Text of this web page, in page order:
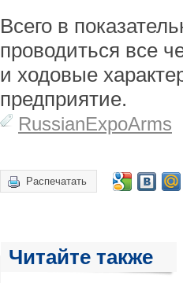
Всего в
проводиться все
и ходовые
предприятие.
RussianExpoArms
Распечатать
Читайте также